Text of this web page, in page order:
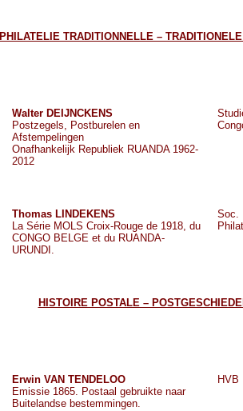
PHILATELIE TRADITIONNELLE –
Walter DEIJNCKENS
Postzegels, Postburelen en
Afstempelingen
Onafhankelijk Republiek RUANDA 1962-
2012
Thomas LINDEKENS
La Série MOLS Croix-Rouge de 1918, du
CONGO BELGE et du RUANDA-
URUNDI.
Soc.
HISTOIRE POSTALE –
Erwin VAN TENDELOO
Emissie 1865. Postaal gebruikte naar
Buitelandse bestemmingen.